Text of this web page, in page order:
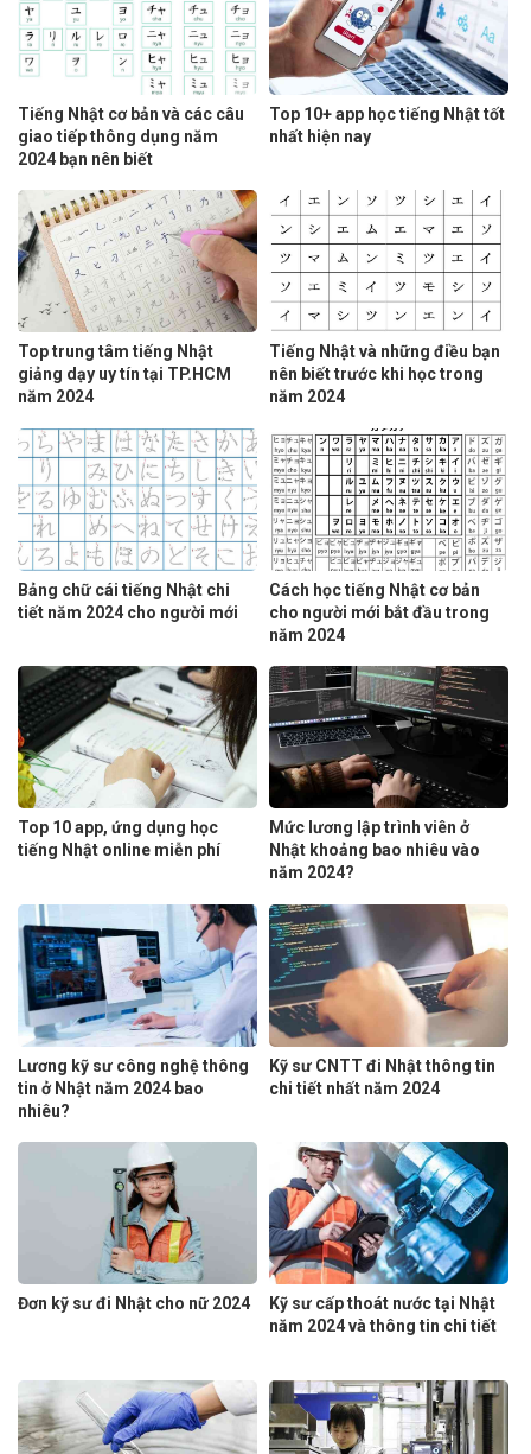
Tiếng Nhật cơ bản và các câu
giao tiếp thông dụng năm
2024 bạn nên biết
Top 10+ app học tiếng Nhật tốt
nhất hiện nay
Top trung tâm tiếng Nhật
giảng dạy uy tín tại TP.HCM
năm 2024
Tiếng Nhật và những điều bạn
nên biết trước khi học trong
năm 2024
Bảng chữ cái tiếng Nhật chi
tiết năm 2024 cho người mới
Cách học tiếng Nhật cơ bản
cho người mới bắt đầu trong
năm 2024
Top 10 app, ứng dụng học
tiếng Nhật online miễn phí
Mức lương lập trình viên ở
Nhật khoảng bao nhiêu vào
năm 2024?
Lương kỹ sư công nghệ thông
tin ở Nhật năm 2024 bao
nhiêu?
Kỹ sư CNTT đi Nhật thông tin
chi tiết nhất năm 2024
Đơn kỹ sư đi Nhật cho nữ 2024
Kỹ sư cấp thoát nước tại Nhật
năm 2024 và thông tin chi tiết